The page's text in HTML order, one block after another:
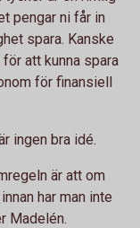
pengar ni får in
spara. Kanske
att kunna spara
för finansiell
ingen bra idé.
är att om
har man inte
Madelén.